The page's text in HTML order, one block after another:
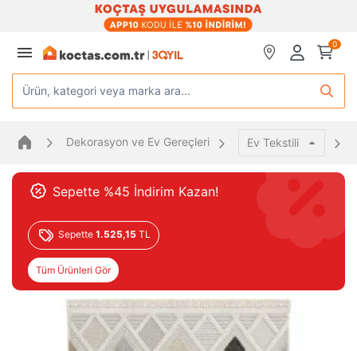
0
Ürün, kategori veya marka ara...
Dekorasyon ve Ev Gereçleri Ev Tekstili
Sepette %45 İndirim Kazan!
Sepette 1.525,15 TL
Tüm Ürünleri Gör